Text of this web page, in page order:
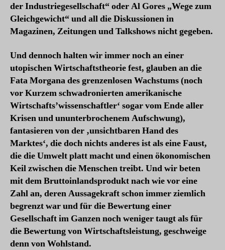
der Industriegesellschaft“ oder Al Gores „Wege zum
Gleichgewicht“ und all die Diskussionen in
Magazinen, Zeitungen und Talkshows nicht gegeben.
Und dennoch halten wir immer noch an einer
utopischen Wirtschaftstheorie fest, glauben an die
Fata Morgana des grenzenlosen Wachstums (noch
vor Kurzem schwadronierten amerikanische
Wirtschafts’wissenschaftler‘ sogar vom Ende aller
Krisen und ununterbrochenem Aufschwung),
fantasieren von der ‚unsichtbaren Hand des
Marktes‘, die doch nichts anderes ist als eine Faust,
die die Umwelt platt macht und einen ökonomischen
Keil zwischen die Menschen treibt. Und wir beten
mit dem Bruttoinlandsprodukt nach wie vor eine
Zahl an, deren Aussagekraft schon immer ziemlich
begrenzt war und für die Bewertung einer
Gesellschaft im Ganzen noch weniger taugt als für
die Bewertung von Wirtschaftsleistung, geschweige
denn von Wohlstand.